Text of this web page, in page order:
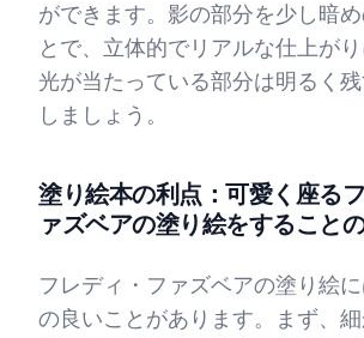
ができます。影の部分を少し暗
とで、立体的でリアルな仕上がり
光が当たっている部分は明るく
しましょう。
塗り絵本の利点：可愛く座る
ァズベアの塗り絵をすること
フレディ・ファズベアの塗り絵
の良いことがあります。まず、